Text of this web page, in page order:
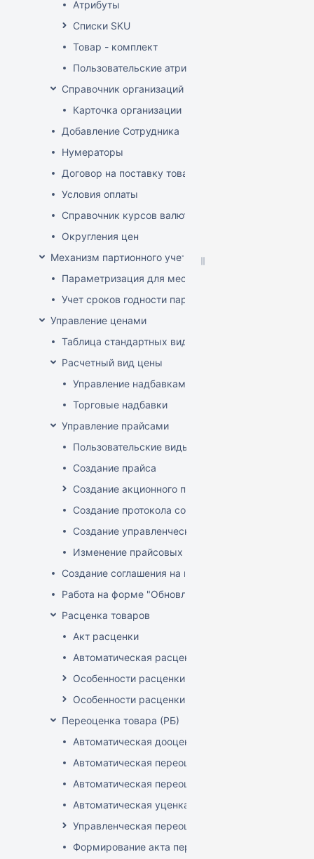
Атрибуты
Списки SKU
Товар - комплект
Пользовательские атрибуты
Справочник организаций
Карточка организации
Добавление Сотрудника
Нумераторы
Договор на поставку товаров (форма)
Условия оплаты
Справочник курсов валют
Округления цен
Механизм партионного учета
Параметризация для места хранения механизма
Учет сроков годности партий
Управление ценами
Таблица стандартных видов цен
Расчетный вид цены
Управление надбавками
Торговые надбавки
Управление прайсами
Пользовательские виды цен
Создание прайса
Создание акционного прайса
Создание протокола согласования цен
Создание управленческого прайса
Изменение прайсовых цен
Создание соглашения на поставку
Работа на форме "Обновление розничных цен"
Расценка товаров
Акт расценки
Автоматическая расценка при проведении
Особенности расценки в РБ
Особенности расценки РФ
Переоценка товара (РБ)
Автоматическая дооценка товаров
Автоматическая переоценка акционного товара
Автоматическая переоценка по прайсам и
Автоматическая уценка товаров
Управленческая переоценка
Формирование акта переоценки